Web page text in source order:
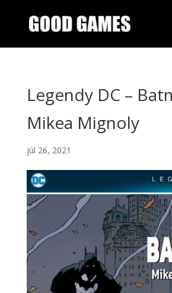
Legendy DC –
Mikea Mignoly
júl 26, 2021